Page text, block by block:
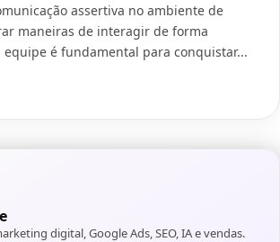
assertiva no ambiente de
maneiras de interagir de forma
equipe é fundamental para conquistar...
digital, Google Ads, SEO, IA e vendas.